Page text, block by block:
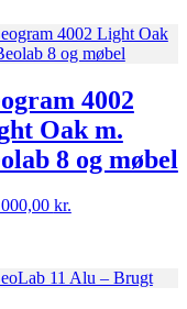
kr..
4002
Oak m.
8 og møbel
kr.